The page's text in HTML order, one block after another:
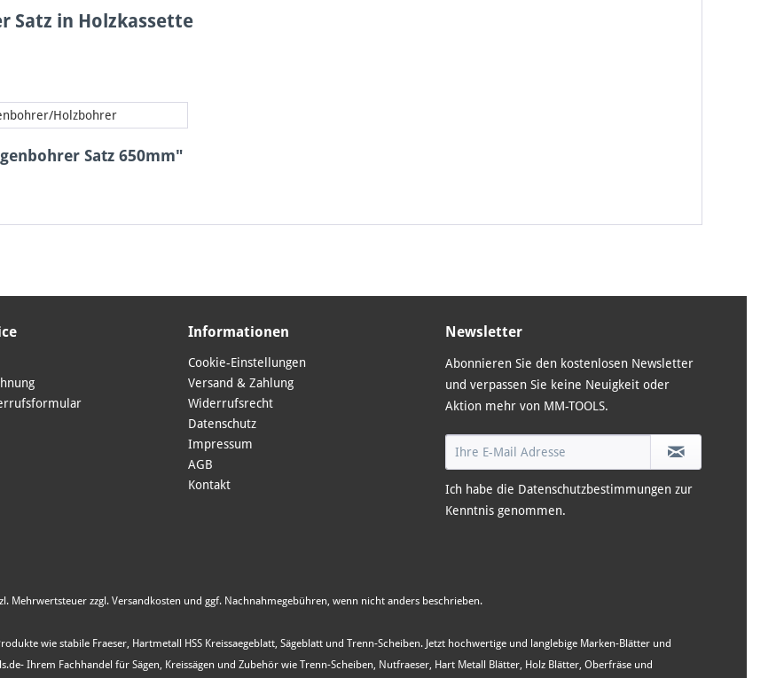
Satz in Holzkassette
Holzbohrer
Satz 650mm"
Informationen
Cookie-Einstellungen
Versand & Zahlung
Widerrufsrecht
Datenschutz
Impressum
AGB
Kontakt
Newsletter
Abonnieren Sie den kostenlosen Newsletter
und verpassen Sie keine Neuigkeit oder
Aktion mehr von MM-TOOLS.
Ich habe die Datenschutzbestimmungen zur
Kenntnis genommen.
Mehrwertsteuer zzgl. Versandkosten und ggf. Nachnahmegebühren, wenn nicht anders beschrieben.
wie stabile Fraeser, Hartmetall HSS Kreissaegeblatt, Sägeblatt und Trenn-Scheiben. Jetzt hochwertige und langlebige Marken-Blätter und
Ihrem Fachhandel für Sägen, Kreissägen und Zubehör wie Trenn-Scheiben, Nutfraeser, Hart Metall Blätter, Holz Blätter, Oberfräse und